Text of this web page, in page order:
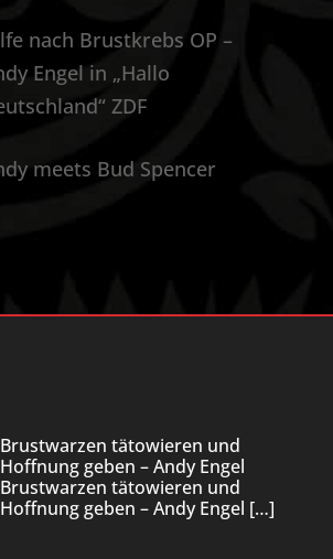
nach Brustkrebs OP –
Engel in „Hallo
ZDF
meets Bud Spencer
Brustwarzen tätowieren und
Hoffnung geben – Andy Engel
Brustwarzen tätowieren und
Hoffnung geben – Andy Engel […]